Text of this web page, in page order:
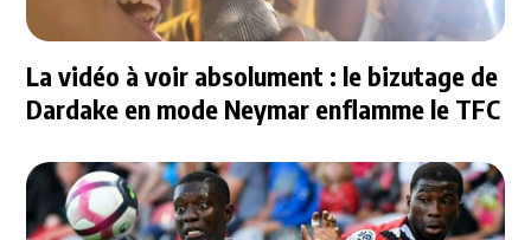
La vidéo à voir absolument : le bizutage de
Dardake en mode Neymar enflamme le TFC